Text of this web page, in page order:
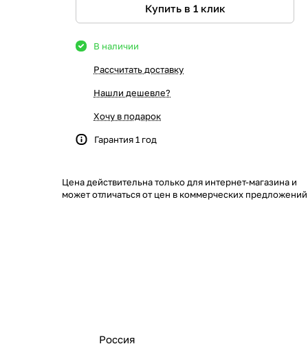
Купить в 1 клик
В наличии
Рассчитать доставку
Нашли дешевле?
Хочу в подарок
Гарантия 1 год
Цена действительна только для интернет-магазина и
может отличаться от цен в коммерческих предложений
Россия